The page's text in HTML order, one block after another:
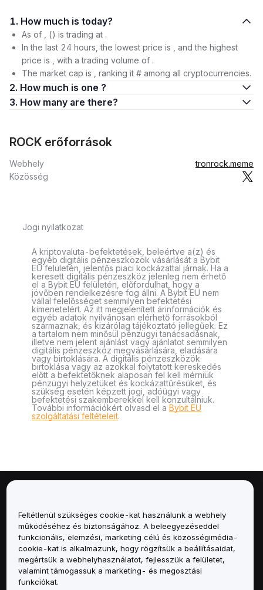
1. How much is today?
As of , () is trading at .
In the last 24 hours, the lowest price is , and the highest
price is , with a trading volume of .
The market cap is , ranking it # among all cryptocurrencies.
2. How much is one ?
3. How many are there?
ROCK erőforrások
Webhely
tronrock.meme
Közösség
Jogi nyilatkozat
A kriptovaluta-befektetések, beleértve a(z) és
egyéb digitális pénzeszközök vásárlását a Bybit
EU felületén, jelentős piaci kockázattal járnak. Ha a
keresett digitális pénzeszköz jelenleg nem érhető
el a Bybit EU felületén, előfordulhat, hogy a
jövőben rendelkezésre fog állni. A Bybit EU nem
vállal felelősséget semmilyen befektetési
kimenetelért. Az itt megjelenített árinformációk és
egyéb adatok nyilvánosan elérhető forrásokból
származnak, és kizárólag tájékoztató jellegűek. Ez
a tartalom nem minősül pénzügyi tanácsadásnak,
illetve nem jelent ajánlást vagy ajánlatot semmilyen
digitális pénzeszköz megvásárlására, eladására
vagy birtoklására. A digitális pénzeszközök
birtoklása vagy az azokkal folytatott kereskedés
előtt a befektetőknek alaposan fel kell mérniük
pénzügyi helyzetüket és kockázattűrésüket, és
szükség esetén képzett jogi, adóügyi vagy
befektetési szakemberekkel kell konzultálniuk.
További információkért olvasd el a Bybit EU
szolgáltatási feltételeit.
Szolgáltatások
Támogatás
Termékek
Feltétlenül szükséges cookie-kat használunk a webhely
működéséhez és biztonságához. A beleegyezéseddel
funkcionális, elemzési, marketing célú és közösségimédia-
cookie-kat is alkalmazunk, hogy rögzítsük a beállításaidat,
megértsük a webhelyhasználatot, fejlesszük a felületet,
valamint támogassuk a marketing- és megosztási
funkciókat.